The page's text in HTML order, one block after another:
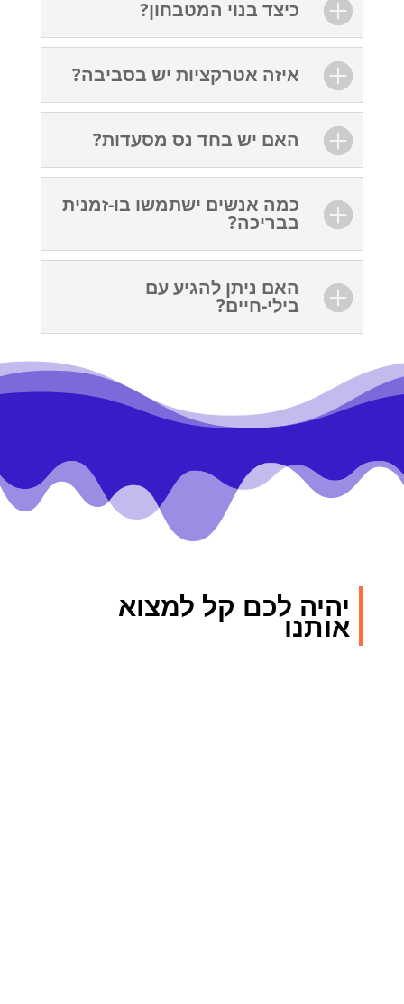
כיצד בנוי המטבחון?
איזה אטרקציות יש בסביבה?
האם יש בחד נס מסעדות?
כמה אנשים ישתמשו בו-זמנית
בבריכה?
האם ניתן להגיע עם
בילי-חיים?
יהיה לכם קל למצוא
אותנו